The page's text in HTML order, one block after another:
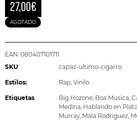
27,00€
AGOTADO
EAN: 080407101711
SKU
capaz-ultimo-cigarro
Estilos: Rap Vinilo
Etiquetas Big Hozone Boa Musica
Medina Hablando en Plata
Murray, Mala Rodriguez